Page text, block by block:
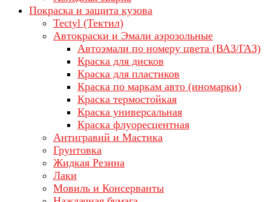
Покраска и защита кузова
Tectyl (Тектил)
Автокраски и Эмали аэрозольные
Автоэмали по номеру цвета (ВАЗ/ГАЗ)
Краска для дисков
Краска для пластиков
Краска по маркам авто (иномарки)
Краска термостойкая
Краска универсальная
Краска флуоресцентная
Антигравий и Мастика
Грунтовка
Жидкая Резина
Лаки
Мовиль и Консерванты